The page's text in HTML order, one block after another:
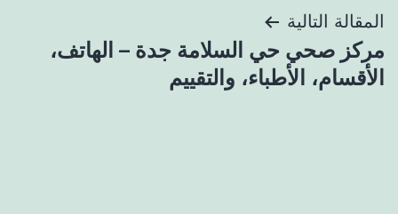
المقالة التالية
مركز صحي حي السلامة جدة – الهاتف،
الأقسام، الأطباء، والتقييم